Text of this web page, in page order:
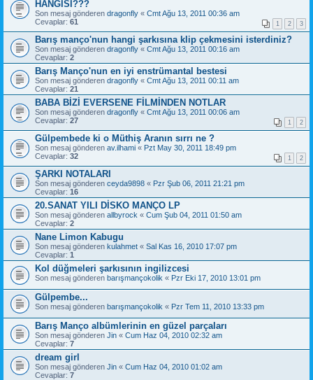
HANGİSİ???
Son mesaj gönderen dragonfly « Cmt Ağu 13, 2011 00:36 am
Cevaplar: 61 1 2 3
Barış manço'nun hangi şarkısına klip çekmesini isterdiniz?
Son mesaj gönderen dragonfly « Cmt Ağu 13, 2011 00:16 am
Cevaplar: 2
Barış Manço'nun en iyi enstrümantal bestesi
Son mesaj gönderen dragonfly « Cmt Ağu 13, 2011 00:11 am
Cevaplar: 21
BABA BİZİ EVERSENE FİLMİNDEN NOTLAR
Son mesaj gönderen dragonfly « Cmt Ağu 13, 2011 00:06 am
Cevaplar: 27 1 2
Gülpembede ki o Müthiş Aranın sırrı ne ?
Son mesaj gönderen av.ilhami « Pzt May 30, 2011 18:49 pm
Cevaplar: 32 1 2
ŞARKI NOTALARI
Son mesaj gönderen ceyda9898 « Pzr Şub 06, 2011 21:21 pm
Cevaplar: 16
20.SANAT YILI DİSKO MANÇO LP
Son mesaj gönderen allbyrock « Cum Şub 04, 2011 01:50 am
Cevaplar: 2
Nane Limon Kabugu
Son mesaj gönderen kulahmet « Sal Kas 16, 2010 17:07 pm
Cevaplar: 1
Kol düğmeleri şarkısının ingilizcesi
Son mesaj gönderen barışmançokolik « Pzr Eki 17, 2010 13:01 pm
Gülpembe...
Son mesaj gönderen barışmançokolik « Pzr Tem 11, 2010 13:33 pm
Barış Manço albümlerinin en güzel parçaları
Son mesaj gönderen Jin « Cum Haz 04, 2010 02:32 am
Cevaplar: 7
dream girl
Son mesaj gönderen Jin « Cum Haz 04, 2010 01:02 am
Cevaplar: 7